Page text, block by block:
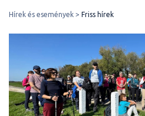
Hírek és események Friss hírek